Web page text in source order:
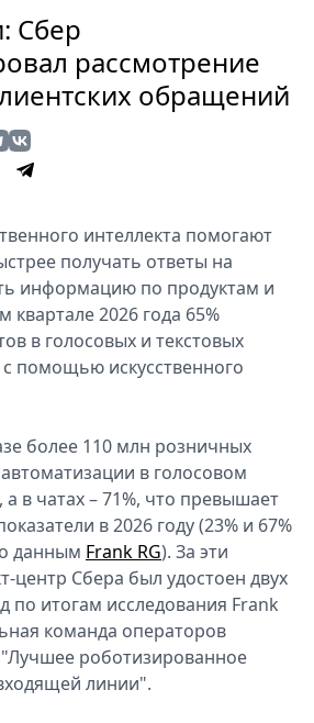
Сбер
рассмотрение
обращений
интеллекта помогают
получать ответы на
информацию по продуктам и
квартале 2026 года 65%
в голосовых и текстовых
помощью искусственного
более 110 млн розничных
в голосовом
а в чатах – 71%, что превышает
в 2026 году (23% и 67%
данным Frank RG). За эти
центр Сбера был удостоен двух
по итогам исследования Frank
команда операторов
"Лучшее роботизированное
линии".